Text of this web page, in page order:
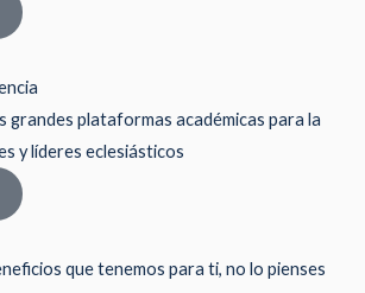
grandes plataformas académicas para la
y líderes eclesiásticos
que tenemos para ti, no lo pienses